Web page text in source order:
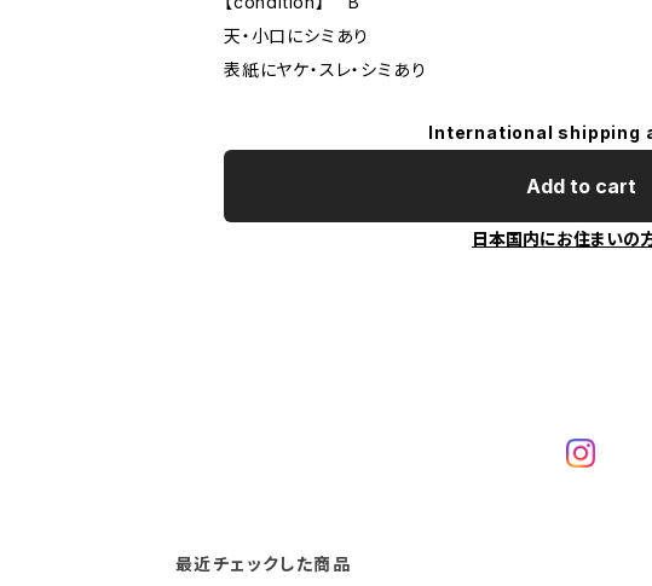
天・小口にシミあり
表紙にヤケ・スレ・シミあり
International shipping
Add to cart
日本国内にお住まいの
最近チェックした商品